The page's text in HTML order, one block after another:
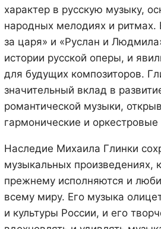
характер в русскую музыку,
народных мелодиях и ритмах.
за царя» и «Руслан и
истории русской оперы, и
для будущих композиторов.
значительный вклад в
романтической музыки,
гармонические и
Наследие Михаила Глинки
музыкальных произведениях,
прежнему исполняются и
всему миру. Его музыка
и культуры России, и его